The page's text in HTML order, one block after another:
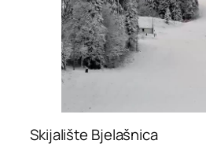
Skijalište Bjelašnica